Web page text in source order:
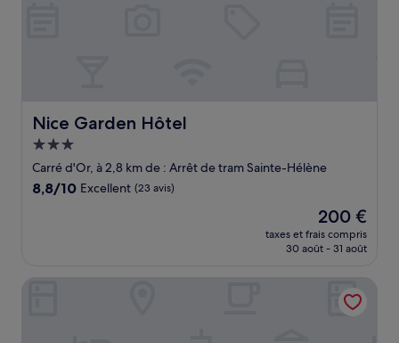
Nice Garden Hôtel
Nice Garden Hôtel
Hébergement
3.0 étoiles
Carré d'Or, à 2,8 km de : Arrêt de tram Sainte-Hélène
8.8
8,8/10 Excellent (23 avis)
Le
nouveau
prix
de
200 €
200 €
taxes et frais compris
30 août - 31 août